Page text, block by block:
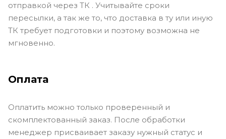
отправкой через ТК . Учитывайте сроки
пересылки, а так же то, что доставка в ту или иную
ТК требует подготовки и поэтому возможна не
мгновенно.
Оплата
Оплатить можно только проверенный и
скомплектованный заказ. После обработки
менеджер присваивает заказу нужный статус и